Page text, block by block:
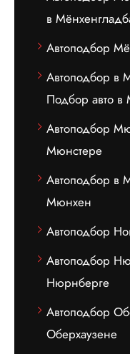
в
Автоподбор
Автоподбор в
Подбор авто в
Автоподбор
Мюнстере
Автоподбор в
Мюнхен
Автоподбор
Автоподбор
Нюрнберге
Автоподбор
Оберхаузене